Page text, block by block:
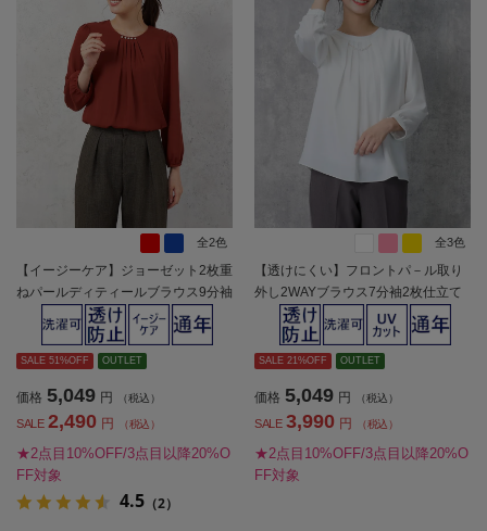
全2色
【イージーケア】ジョーゼット2枚重
ねパールディティールブラウス9分袖
透け軽減ウォッシャブルSOFFICE通
年【レディース】
SALE 51%OFF OUTLET
価格 5,049 円 （税込）
SALE 2,490 円 （税込）
★2点目10%OFF/3点目以降20%O
FF対象
4.5 （2）
全3色
【透けにくい】フロントパ－ル取り
外し2WAYブラウス7分袖2枚仕立て
UVカットSOFFICE通年【レディー
SALE 21%OFF OUTLET
価格 5,049 円 （税込）
SALE 3,990 円 （税込）
★2点目10%OFF/3点目以降20%O
FF対象